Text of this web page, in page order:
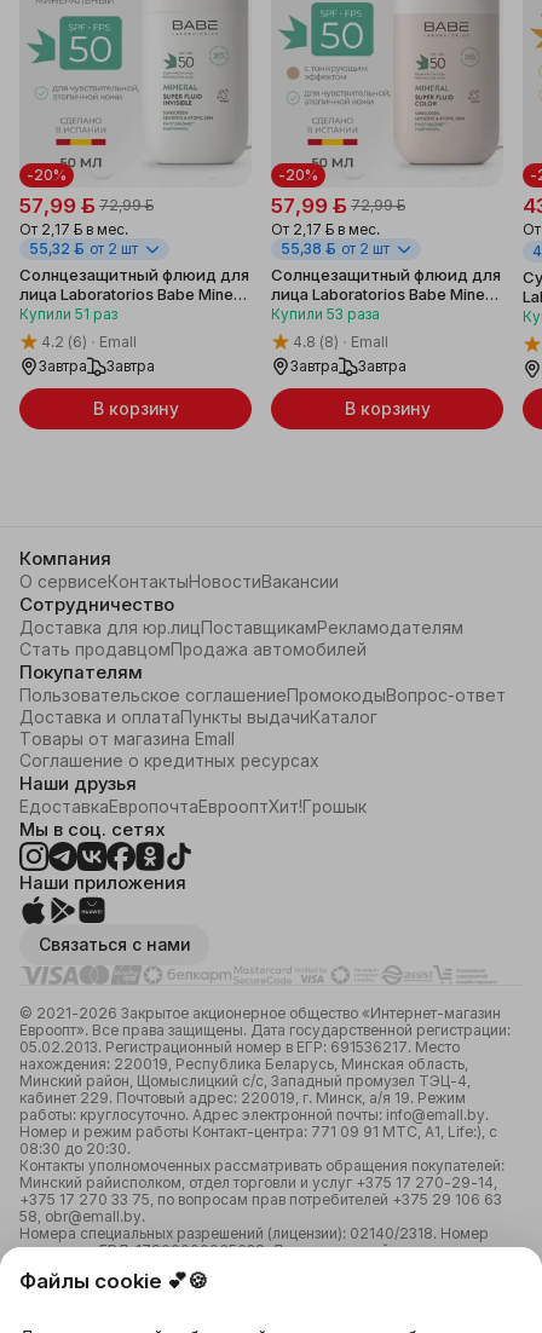
-20%
57,99 ƃ 72,99 ƃ
От 2,17 ƃ в мес.
55,32 ƃ от 2 шт
Солнцезащитный флюид для
лица Laboratorios Babe Mineral
Super Fluid Invisible Sunscreen
SPF50, 50 мл
Купили 51 раз
4.2 (6)
Emall
Завтра
Завтра
В корзину
-20%
57,99 ƃ 72,99 ƃ
От 2,17 ƃ в мес.
55,38 ƃ от 2 шт
Солнцезащитный флюид для
лица Laboratorios Babe Mineral
Super Fluid Color SPF50, 50
мл
Купили 53 раза
4.8 (8)
Emall
Завтра
Завтра
В корзину
-
Компания
О сервисеКонтактыНовостиВакансии
Сотрудничество
Доставка для юр.лицПоставщикамРекламодателям
Стать продавцомПродажа автомобилей
Покупателям
Пользовательское соглашениеПромокодыВопрос-ответ
Доставка и оплатаПункты выдачиКаталог
Товары от магазина Emall
Соглашение о кредитных ресурсах
Наши друзья
ЕдоставкаЕвропочтаЕврооптХит!Грошык
Мы в соц. сетях
Наши приложения
Связаться с нами
© 2021-2026 Закрытое акционерное общество «Интернет-магазин
Евроопт». Все права защищены. Дата государственной регистрации:
05.02.2013. Регистрационный номер в ЕГР: 691536217. Место
нахождения: 220019, Республика Беларусь, Минская область,
Минский район, Щомыслицкий с/с, Западный промузел ТЭЦ-4,
кабинет 229. Почтовый адрес: 220019, г. Минск, а/я 19. Режим
работы: круглосуточно. Адрес электронной почты: info@emall.by.
Номер и режим работы Контакт-центра: 771 09 91 МТС, А1, Life:), с
08:30 до 20:30.
Контакты уполномоченных рассматривать обращения покупателей:
Минский райисполком, отдел торговли и услуг +375 17 270-29-14,
+375 17 270 33 75, по вопросам прав потребителей +375 29 106 63
58, obr@emall.by.
Номера специальных разрешений (лицензии): 02140/2318. Номер
лицензии в ЕРЛ: 17200000065638. Лицензирующий орган:
Министерство связи и информатизации Республики Беларусь;
02150/3123. Номер лицензии в ЕРЛ: 12250000082059.
Файлы cookie 💕🍪